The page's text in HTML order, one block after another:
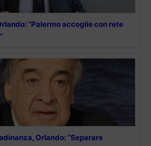
“Palermo accoglie con rete
Orlando: “Separare